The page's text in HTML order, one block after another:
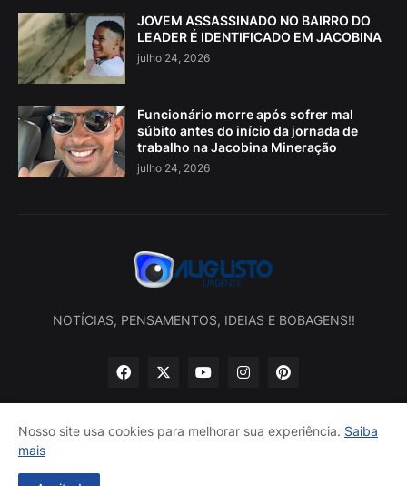
JOVEM ASSASSINADO NO BAIRRO DO
LEADER É IDENTIFICADO EM JACOBINA
julho 24, 2026
Funcionário morre após sofrer mal
súbito antes do início da jornada de
trabalho na Jacobina Mineração
julho 24, 2026
NOTÍCIAS, PENSAMENTOS, IDEIAS E BOBAGENS!!
Início
Nosso site usa cookies para melhorar sua experiência. Saiba
mais